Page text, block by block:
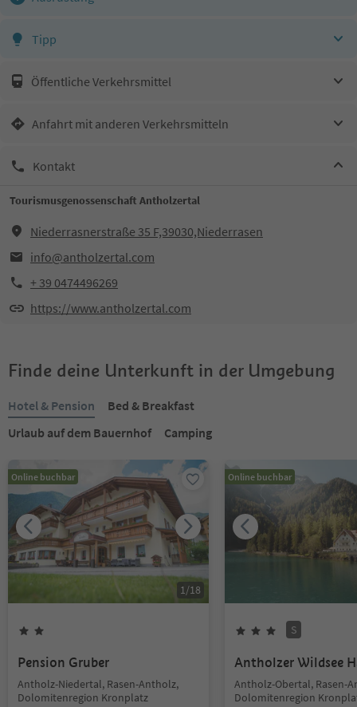
Tipp
Öffentliche Verkehrsmittel
Anfahrt mit anderen Verkehrsmitteln
Kontakt
Tourismusgenossenschaft Antholzertal
Niederrasnerstraße 35 F,39030,Niederrasen
info@antholzertal.com
+ 39 0474496269
https://www.antholzertal.com
Finde deine Unterkunft in der Umgebung
Hotel & Pension
Bed & Breakfast
Urlaub auf dem Bauernhof
Camping
Online buchbar
1/18
Pension Gruber
Antholz-Niedertal, Rasen-Antholz,
Dolomitenregion Kronplatz
Online buchbar
S
Antholzer Wildsee
Antholz-Obertal, Rasen-
Dolomitenregion